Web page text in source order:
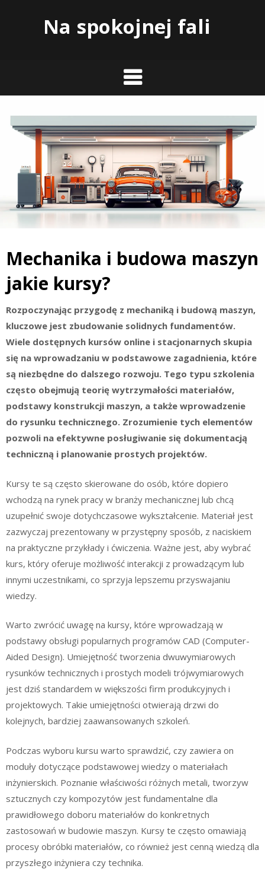
Na spokojnej fali
Mechanika i budowa maszyn
jakie kursy?
Rozpoczynając przygodę z mechaniką i budową maszyn,
kluczowe jest zbudowanie solidnych fundamentów.
Wiele dostępnych kursów online i stacjonarnych skupia
się na wprowadzaniu w podstawowe zagadnienia, które
są niezbędne do dalszego rozwoju. Tego typu szkolenia
często obejmują teorię wytrzymałości materiałów,
podstawy konstrukcji maszyn, a także wprowadzenie
do rysunku technicznego. Zrozumienie tych elementów
pozwoli na efektywne posługiwanie się dokumentacją
techniczną i planowanie prostych projektów.
Kursy te są często skierowane do osób, które dopiero
wchodzą na rynek pracy w branży mechanicznej lub chcą
uzupełnić swoje dotychczasowe wykształcenie. Materiał jest
zazwyczaj prezentowany w przystępny sposób, z naciskiem
na praktyczne przykłady i ćwiczenia. Ważne jest, aby wybrać
kurs, który oferuje możliwość interakcji z prowadzącym lub
innymi uczestnikami, co sprzyja lepszemu przyswajaniu
wiedzy.
Warto zwrócić uwagę na kursy, które wprowadzają w
podstawy obsługi popularnych programów CAD (Computer-
Aided Design). Umiejętność tworzenia dwuwymiarowych
rysunków technicznych i prostych modeli trójwymiarowych
jest dziś standardem w większości firm produkcyjnych i
projektowych. Takie umiejętności otwierają drzwi do
kolejnych, bardziej zaawansowanych szkoleń.
Podczas wyboru kursu warto sprawdzić, czy zawiera on
moduły dotyczące podstawowej wiedzy o materiałach
inżynierskich. Poznanie właściwości różnych metali, tworzyw
sztucznych czy kompozytów jest fundamentalne dla
prawidłowego doboru materiałów do konkretnych
zastosowań w budowie maszyn. Kursy te często omawiają
procesy obróbki materiałów, co również jest cenną wiedzą dla
przyszłego inżyniera czy technika.